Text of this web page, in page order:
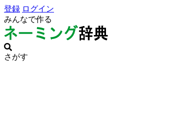
登録 ログイン
みんなで作る
さがす